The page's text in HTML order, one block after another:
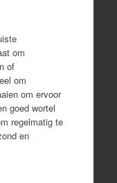
om
of
om
om ervoor
goed wortel
regelmatig te
en